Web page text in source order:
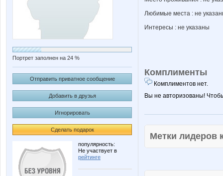
Портрет заполнен на 24 %
Отправить приватное сообщение
Добавить в друзья
Игнорировать
Сделать подарок
популярность:
Не участвует в
рейтинге
Любимые места : не
Интересы : не указаны
Комплименты
Комплиментов нет.
Вы не авторизованы!
Метки